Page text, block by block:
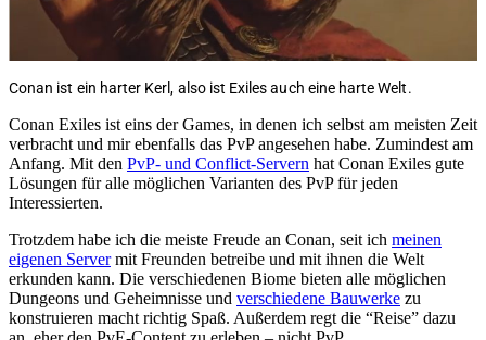
Conan ist ein harter Kerl, also ist Exiles auch eine harte Welt.
Conan Exiles ist eins der Games, in denen ich selbst am meisten Zeit
verbracht und mir ebenfalls das PvP angesehen habe. Zumindest am
Anfang. Mit den PvP- und Conflict-Servern hat Conan Exiles gute
Lösungen für alle möglichen Varianten des PvP für jeden
Interessierten.
Trotzdem habe ich die meiste Freude an Conan, seit ich meinen
eigenen Servermit Freunden betreibe und mit ihnen die Welt
erkunden kann. Die verschiedenen Biome bieten alle möglichen
Dungeons und Geheimnisse und verschiedene Bauwerke zu
konstruieren macht richtig Spaß. Außerdem regt die “Reise” dazu